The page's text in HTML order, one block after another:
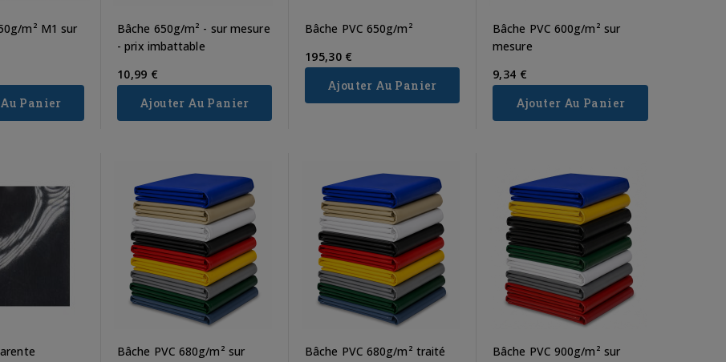
m² M1 sur
Panier
Bâche 650g/m² - sur mesure
- prix imbattable
10,99 €
Ajouter Au Panier
Bâche PVC 650g/m²
195,30 €
Ajouter Au Panier
Bâche PVC 600g/m² sur
mesure
9,34 €
Ajouter Au Panier
Bâche PVC 680g/m² sur
Bâche PVC 680g/m² traité
Bâche PVC 900g/m² sur